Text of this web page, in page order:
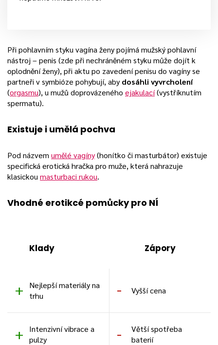
Při pohlavním styku vagína ženy pojímá mužský pohlavní
nástroj – penis (zde při nechráněném styku může dojít k
oplodnění ženy), při aktu po zavedení penisu do vagíny se
partneři v symbióze pohybují, aby dosáhli vyvrcholení
(orgasmu), u mužů doprovázeného ejakulací(vystříknutím
spermatu).
Existuje i umělá pochva
Pod názvem umělé vagíny(honítko či masturbátor) existuje
specifická erotická hračka pro muže, která nahrazuje
klasickoumasturbaci rukou.
Vhodné erotikcé pomůcky pro NÍ
Klady Zápory
Nejlepší materiály na
trhu
Vyšší cena
Intenzivní vibrace a
pulzy
Větší spotřeba
baterií